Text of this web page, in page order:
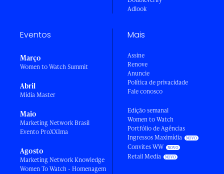
Adlook
Eventos
Março
Women to Watch Summit
Abril
Mídia Master
Maio
Marketing Network Brasil
Evento ProXXIma
Agosto
Marketing Network Knowledge
Women To Watch - Homenagem
Mais
Assine
Renove
Anuncie
Política de privacidade
Fale conosco
Edição semanal
Women to Watch
Portfólio de Agências
Ingressos Maximídia
Convites WW
Retail Media